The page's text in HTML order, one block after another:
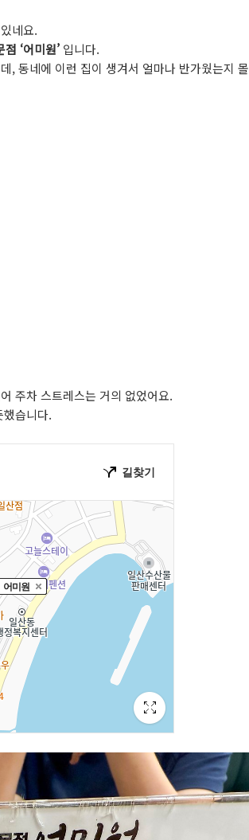
네요.
‘어미원’ 입니다.
, 동네에 이런 집이 생겨서 얼마나 반가웠는지
주차 스트레스는 거의 없었어요.
습니다.